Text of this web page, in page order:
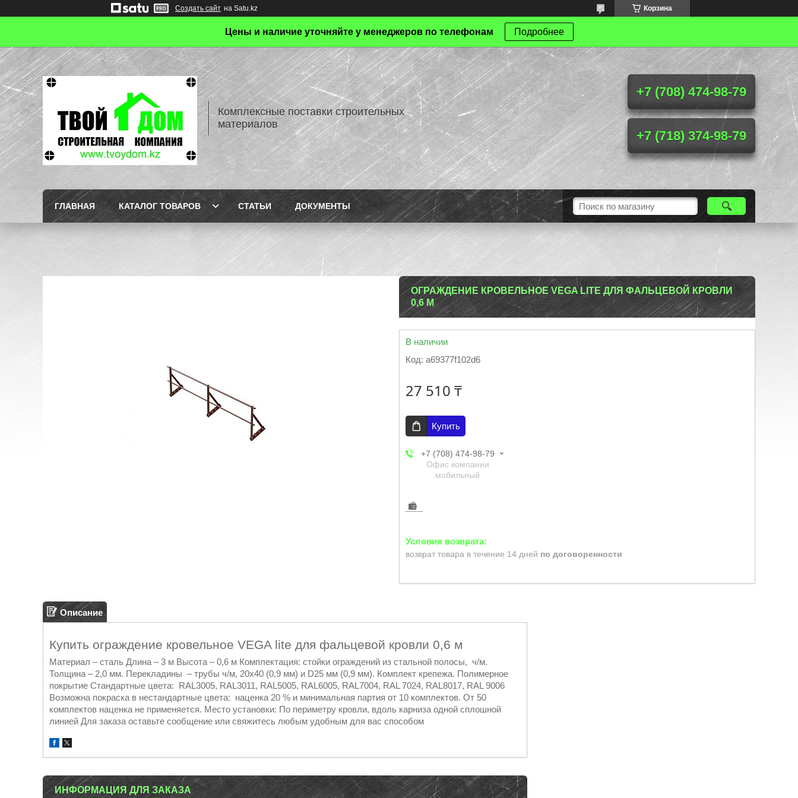
Создать сайт на Satu.kz Корзина
Цены и наличие уточняйте у менеджеров по телефонам Подробнее
Комплексные поставки строительных
материалов
+7 (708) 474-98-79
+7 (718) 374-98-79
ГЛАВНАЯ КАТАЛОГ ТОВАРОВ СТАТЬИ ДОКУМЕНТЫ
ОГРАЖДЕНИЕ КРОВЕЛЬНОЕ VEGA LITE ДЛЯ ФАЛЬЦЕВОЙ КРОВЛИ
0,6 М
В наличии
Код: a69377f102d6
27 510 ₸
Купить
+7 (708) 474-98-79
Офис компании
мобильный
возврат товара в течение 14 дней по договоренности
Описание
Купить ограждение кровельное VEGA lite для фальцевой кровли 0,6 м
Материал – сталь Длина – 3 м Высота – 0,6 м Комплектация: стойки ограждений из стальной полосы, ч/м.
Толщина – 2,0 мм. Перекладины – трубы ч/м, 20х40 (0,9 мм) и D25 мм (0,9 мм). Комплект крепежа. Полимерное
покрытие Стандартные цвета: RAL3005, RAL3011, RAL5005, RAL6005, RAL7004, RAL 7024, RAL8017, RAL 9006
Возможна покраска в нестандартные цвета: наценка 20 % и минимальная партия от 10 комплектов. От 50
комплектов наценка не применяется. Место установки: По периметру кровли, вдоль карниза одной сплошной
линией Для заказа оставьте сообщение или свяжитесь любым удобным для вас способом
ИНФОРМАЦИЯ ДЛЯ ЗАКАЗА